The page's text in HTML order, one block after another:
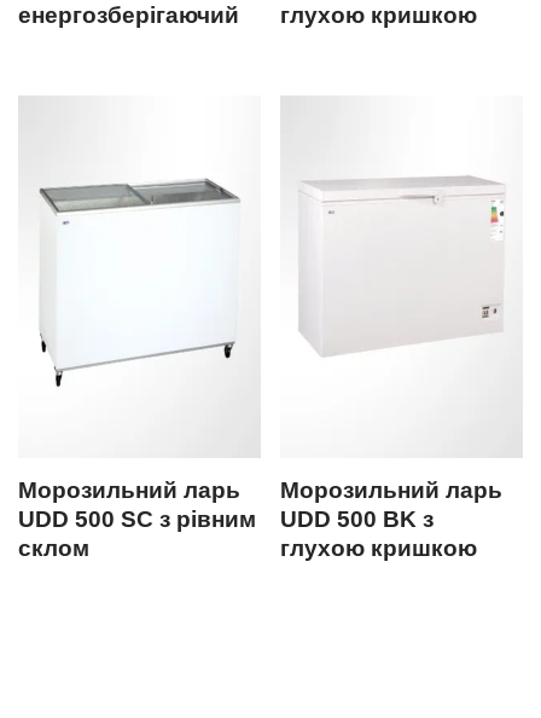
енергозберігаючий
глухою кришкою
Морозильний ларь
UDD 500 SC з рівним
склом
Морозильний ларь
UDD 500 BK з
глухою кришкою